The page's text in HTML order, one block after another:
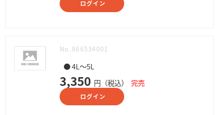
ログイン
No.866534001
● 4L～5L
3,350 円（税込） 完売
ログイン